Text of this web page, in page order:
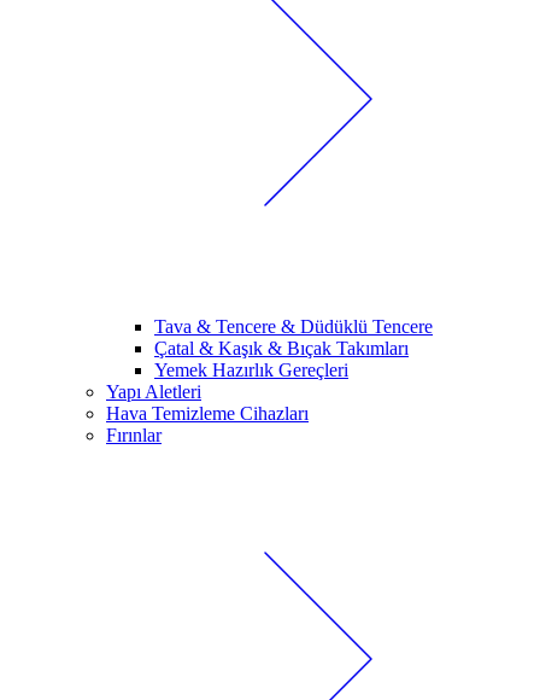
Tava & Tencere & Düdüklü Tencere
Çatal & Kaşık & Bıçak Takımları
Yemek Hazırlık Gereçleri
Yapı Aletleri
Hava Temizleme Cihazları
Fırınlar